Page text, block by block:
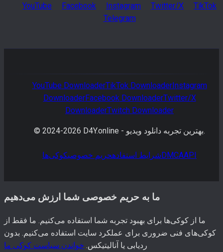
YouTube Facebook Instagram Twitter/X
TikTok
Telegram
YouTube DownloaderTikTok DownloaderInstagram
DownloaderFacebook DownloaderTwitter/X
DownloaderTwitch Downloader
© 2024-2026 D4Y.online - بهترین تجربه دانلود ویدیو.
شرایط استفادهحریم خصوصیکوکی‌ها DMCAAPI
ما به حریم خصوصی شما ارزش می‌دهیم
ما از کوکی‌ها برای بهبود تجربه شما استفاده می‌کنیم. ما فقط از
کوکی‌های فنی ضروری برای عملکرد سایت استفاده می‌کنیم. بدون
ردیابی یا آنالیتیکس. خواندن سیاست کوکی ما